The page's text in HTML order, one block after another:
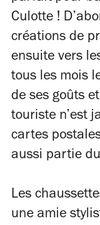
Culotte !
créations de
ensuite vers
tous les mois
de ses goûts
touriste n’est
cartes
aussi partie
Les
une amie